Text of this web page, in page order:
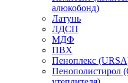
алюкобонд)
Латунь
ЛДСП
МДФ
ПВХ
Пеноплекс
Пенополистирол